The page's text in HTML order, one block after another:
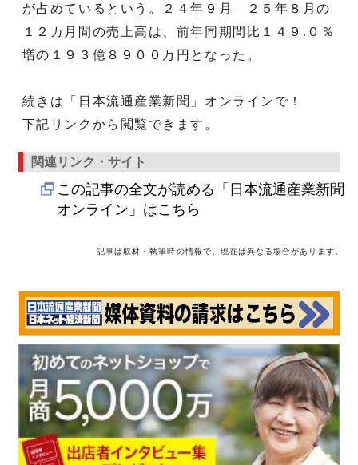
が占めているという。２４年９月―２５年８月の
１２カ月間の売上高は、前年同期間比１４９.０％
増の１９３億８９００万円となった。
続きは「日本流通産業新聞」オンラインで！
下記リンクから閲覧できます。
関連リンク・サイト
この記事の全文が読める「日本流通産業新聞
オンライン」はこちら
記事は取材・執筆時の情報で、現在は異なる場合があります。